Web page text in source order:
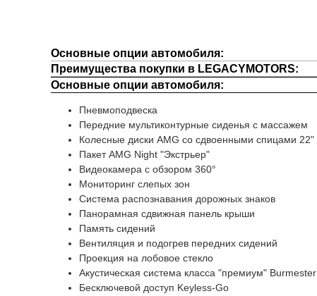
Основные опции автомобиля:
Преимущества покупки в LEGACYMOTORS:
Основные опции автомобиля:
Пневмоподвеска
Передние мультиконтурные сиденья с массажем
Колесные диски AMG со сдвоенными спицами 22"
Пакет AMG Night "Экстрьер"
Видеокамера с обзором 360°
Мониторинг слепых зон
Система распознавания дорожных знаков
Панорамная сдвижная панель крыши
Память сидений
Вентиляция и подогрев передних сидений
Проекция на лобовое стекло
Акустическая система класса "премиум" Burmester
Бесключевой доступ Keyless-Go